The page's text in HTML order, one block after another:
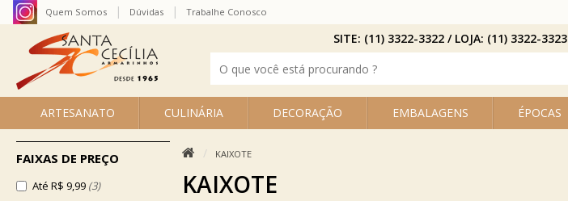
ARTESANATO CULINÁRIA DECORAÇÃO EMBALAGENS ÉPOCAS
Quem Somos Dúvidas Trabalhe Conosco
SITE: (11) 3322-3322 / LOJA: (11) 3322-3323
FAIXAS DE PREÇO
Até R$ 9,99 (3)
KAIXOTE
KAIXOTE